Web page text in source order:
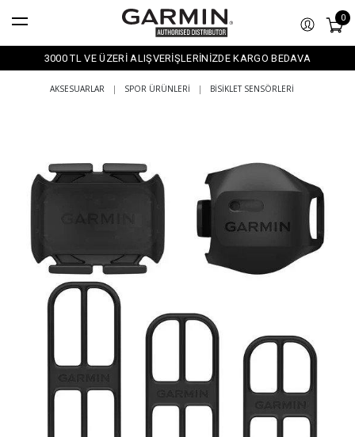
0
3000 TL VE ÜZERİ ALIŞVERİŞLERİNİZDE KARGO BEDAVA
AKSESUARLAR | SPOR ÜRÜNLERI | BISIKLET SENSÖRLERI